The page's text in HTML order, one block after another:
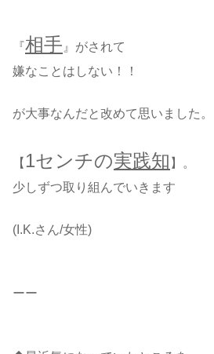
『相手 』がされて
嫌なことはしない！！
が大事なんだと改めて思いました。
【 1センチの実践知 】。
少しずつ取り組んでいきます
(I.K.さん/女性)
ーー